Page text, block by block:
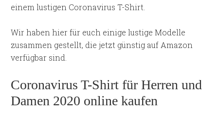
einem lustigen Coronavirus T-Shirt.
Wir haben hier für euch einige lustige Modelle
zusammen gestellt, die jetzt günstig auf Amazon
verfügbar sind.
Coronavirus T-Shirt für Herren und
Damen 2020 online kaufen